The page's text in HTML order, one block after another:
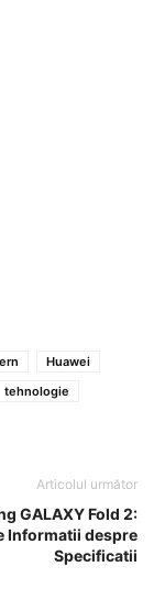
Huawei
tehnologie
Articolul următor
GALAXY Fold 2:
Informatii despre
Specificatii